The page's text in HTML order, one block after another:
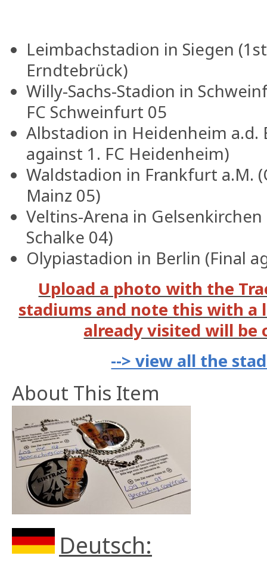
Leimbachstadion in Siegen
Erndtebrück)
Willy-Sachs-Stadion in
FC Schweinfurt 05
Albstadion in Heidenheim a.d.
against 1. FC Heidenheim)
Waldstadion in Frankfurt a.M.
Mainz 05)
Veltins-Arena in
Schalke 04)
Olypiastadion in Berlin (Final
Upload a photo with the
stadiums and note this with a
already visited will be
--> view all the
About This Item
Deutsch: